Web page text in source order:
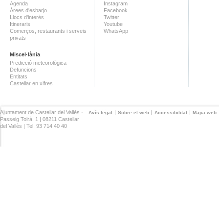
Agenda
Àrees d'esbarjo
Llocs d'interès
Itineraris
Comerços, restaurants i serveis
privats
Miscel·lània
Predicció meteorològica
Defuncions
Entitats
Castellar en xifres
Instagram
Facebook
Twitter
Youtube
WhatsApp
Avís legal Sobre el web Accessibilitat Mapa web
Ajuntament de Castellar del Vallès ·
Passeig Tolrà, 1 | 08211 Castellar
del Vallès | Tel. 93 714 40 40